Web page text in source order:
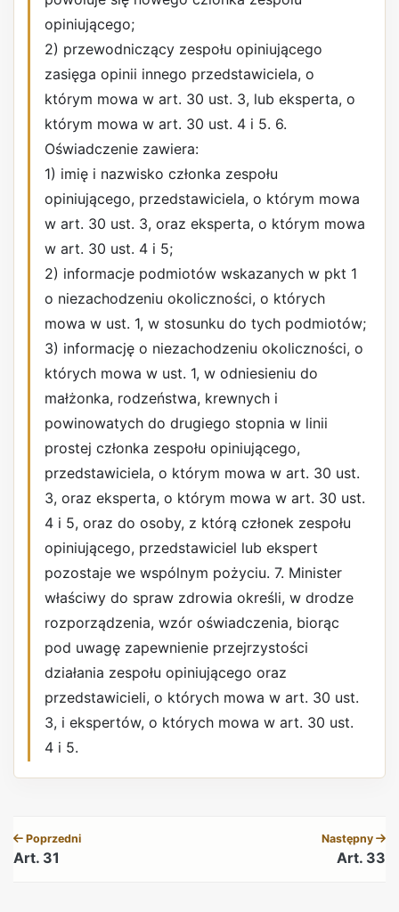
opiniującego;
2) przewodniczący zespołu opiniującego
zasięga opinii innego przedstawiciela, o
którym mowa w art. 30 ust. 3, lub eksperta, o
którym mowa w art. 30 ust. 4 i 5. 6.
Oświadczenie zawiera:
1) imię i nazwisko członka zespołu
opiniującego, przedstawiciela, o którym mowa
w art. 30 ust. 3, oraz eksperta, o którym mowa
w art. 30 ust. 4 i 5;
2) informacje podmiotów wskazanych w pkt 1
o niezachodzeniu okoliczności, o których
mowa w ust. 1, w stosunku do tych podmiotów;
3) informację o niezachodzeniu okoliczności, o
których mowa w ust. 1, w odniesieniu do
małżonka, rodzeństwa, krewnych i
powinowatych do drugiego stopnia w linii
prostej członka zespołu opiniującego,
przedstawiciela, o którym mowa w art. 30 ust.
3, oraz eksperta, o którym mowa w art. 30 ust.
4 i 5, oraz do osoby, z którą członek zespołu
opiniującego, przedstawiciel lub ekspert
pozostaje we wspólnym pożyciu. 7. Minister
właściwy do spraw zdrowia określi, w drodze
rozporządzenia, wzór oświadczenia, biorąc
pod uwagę zapewnienie przejrzystości
działania zespołu opiniującego oraz
przedstawicieli, o których mowa w art. 30 ust.
3, i ekspertów, o których mowa w art. 30 ust.
4 i 5.
Poprzedni
Art. 31
Następny
Art. 33